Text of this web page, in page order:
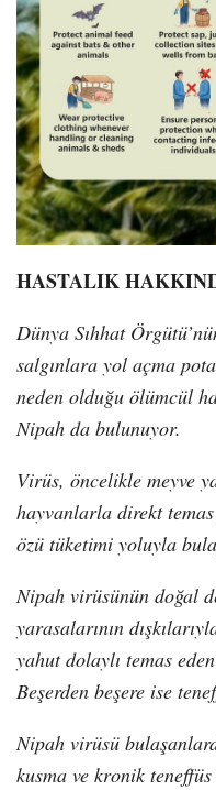
HASTALIK
Dünya Sıhhat
salgınlara yol açma
neden olduğu ölümcül
Nipah da bulunuyor.
Virüs, öncelikle meyve
hayvanlarla direkt
özü tüketimi yoluyla
Nipah virüsünün doğal
yarasalarının
yahut dolaylı temas
Beşerden beşere ise
Nipah virüsü
kusma ve kronik